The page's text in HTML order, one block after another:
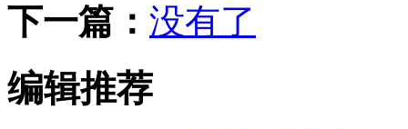
下一篇： 没有了
编辑推荐